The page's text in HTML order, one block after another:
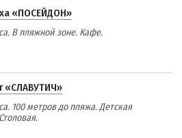
«ПОСЕЙДОН»
В пляжной зоне. Кафе.
«СЛАВУТИЧ»
100 метров до пляжа. Детская